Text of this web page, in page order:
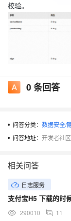
校验。
0条回答
问答分类： 数据安全/
问答地址： 开发者社区
相关问答
日志服务
290010 11